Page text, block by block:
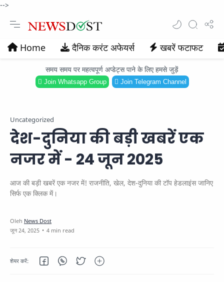
-->
Home दैनिक करंट अफेयर्स खबरें फटाफट
समय समय पर महत्वपूर्ण अप्डेट्स पाने के लिए हमसे जुड़ें
Join Whatsapp Group Join Telegram Channel
Uncategorized
देश-दुनिया की बड़ी खबरें एक
नजर में - 24 जून 2025
आज की बड़ी खबरें एक नजर में! राजनीति, खेल, देश-दुनिया की टॉप हेडलाइंस जानिए
सिर्फ एक क्लिक में।
4 min read